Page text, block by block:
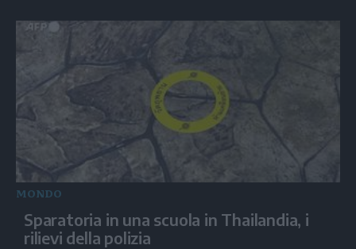
MONDO
Sparatoria in una scuola in Thailandia, i
rilievi della polizia